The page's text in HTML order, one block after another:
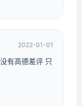
2022-01-01
有高德差评 只